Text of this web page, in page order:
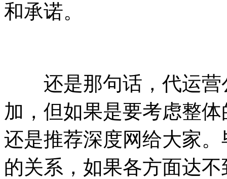
和承诺。
还是那句话，代运营
加，但如果是要考虑整
还是推荐深度网给大家
的关系，如果各方面达